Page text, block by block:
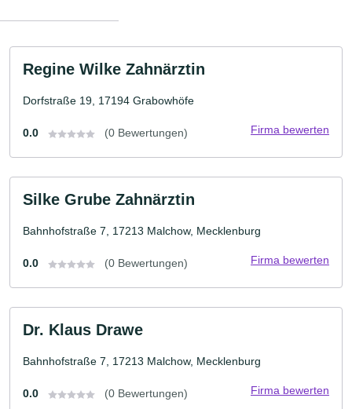
Regine Wilke Zahnärztin
Dorfstraße 19, 17194 Grabowhöfe
0.0 (0 Bewertungen) Firma bewerten
Silke Grube Zahnärztin
Bahnhofstraße 7, 17213 Malchow, Mecklenburg
0.0 (0 Bewertungen) Firma bewerten
Dr. Klaus Drawe
Bahnhofstraße 7, 17213 Malchow, Mecklenburg
0.0 (0 Bewertungen) Firma bewerten